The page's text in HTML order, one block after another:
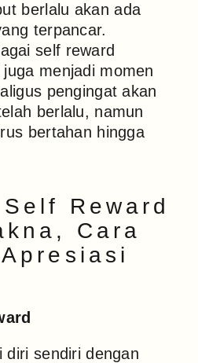
berlalu akan ada
terpancar.
self reward
menjadi momen
pengingat akan
berlalu, namun
bertahan hingga
Reward
Cara
diri sendiri dengan